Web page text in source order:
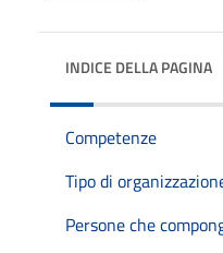
INDICE DELLA PAGINA
Competenze
Tipo di
Persone che